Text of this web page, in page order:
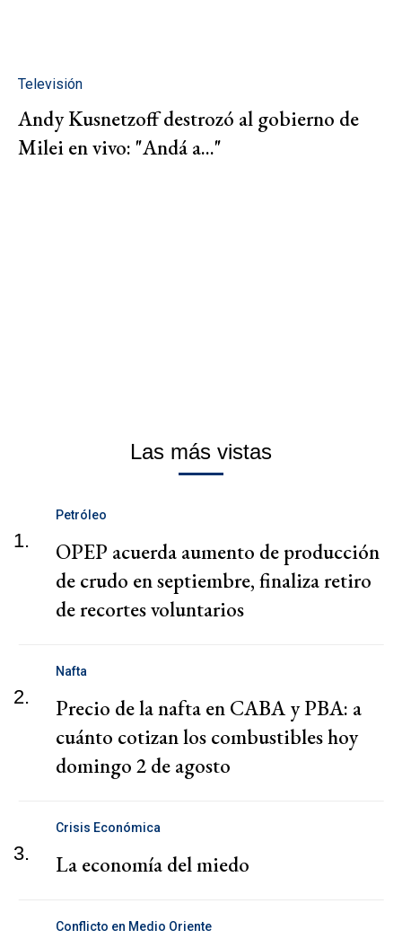
Televisión
Andy Kusnetzoff destrozó al gobierno de
Milei en vivo: "Andá a..."
Las más vistas
1.
Petróleo
OPEP acuerda aumento de producción
de crudo en septiembre, finaliza retiro
de recortes voluntarios
2.
Nafta
Precio de la nafta en CABA y PBA: a
cuánto cotizan los combustibles hoy
domingo 2 de agosto
3.
Crisis Económica
La economía del miedo
Conflicto en Medio Oriente